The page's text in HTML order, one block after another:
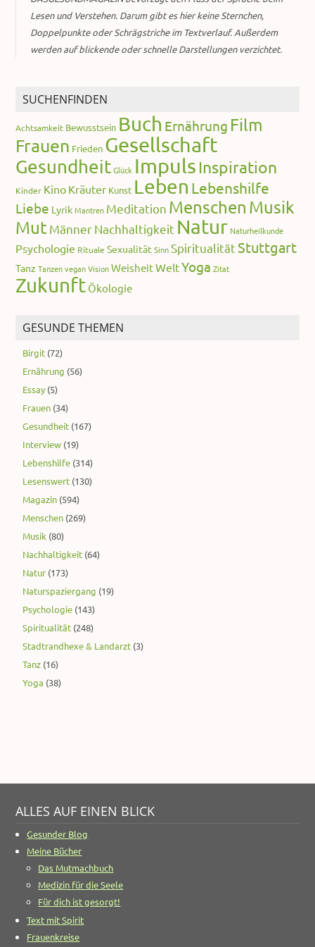
Lesen und Verstehen. Darum gibt es hier keine Sternchen,
Doppelpunkte oder Schrägstriche im Textverlauf. Außerdem
werden auf blickende oder schnelle Darstellungen verzichtet.
SUCHENFINDEN
Achtsamkeit Bewusstsein Buch Ernährung Film
Frauen Frieden Gesellschaft
Gesundheit Glück Impuls Inspiration
Kinder Kino Kräuter Kunst Leben Lebenshilfe
Liebe Lyrik Mantren Meditation Menschen Musik
Mut MännerNachhaltigkeit Natur Naturheilkunde
Psychologie Rituale Sexualität Sinn SpiritualitätStuttgart
Tanz Tanzen vegan Vision WeisheitWeltYoga Zitat
Zukunft Ökologie
GESUNDE THEMEN
Birgit (72)
Ernährung (56)
Essay (5)
Frauen (34)
Gesundheit (167)
Interview (19)
Lebenshilfe (314)
Lesenswert (130)
Magazin (594)
Menschen (269)
Musik (80)
Nachhaltigkeit (64)
Natur (173)
Naturspaziergang (19)
Psychologie (143)
Spiritualität (248)
Stadtrandhexe & Landarzt (3)
Tanz (16)
Yoga (38)
ALLES AUF EINEN BLICK
Gesunder Blog
Meine Bücher
Das Mutmachbuch
Medizin für die Seele
Für dich ist gesorgt!
Text mit Spirit
Frauenkreise